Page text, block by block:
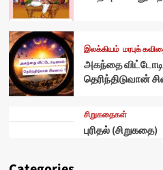
இலக்கியம் மரபுக்
அகந்தை
தெரிந்திடுவான்
சிறுகதைகள்
புரிதல் (சிறுகதை)